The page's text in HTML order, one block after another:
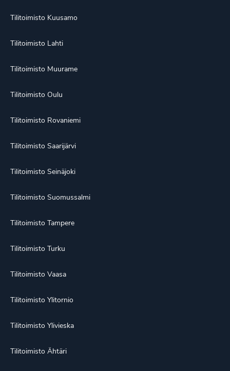
Tilitoimisto Kuusamo
Tilitoimisto Lahti
Tilitoimisto Muurame
Tilitoimisto Oulu
Tilitoimisto Rovaniemi
Tilitoimisto Saarijärvi
Tilitoimisto Seinäjoki
Tilitoimisto Suomussalmi
Tilitoimisto Tampere
Tilitoimisto Turku
Tilitoimisto Vaasa
Tilitoimisto Ylitornio
Tilitoimisto Ylivieska
Tilitoimisto Ähtäri